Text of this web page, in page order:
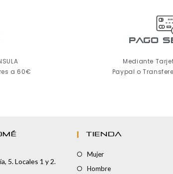
a 60€
pago
Mediante
Paypal o
5. Locales 1 y 2.
TIENDA
Mujer
Hombre